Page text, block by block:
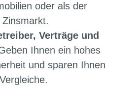
oder als der
Verträge und
Ihnen ein hohes
und sparen Ihnen